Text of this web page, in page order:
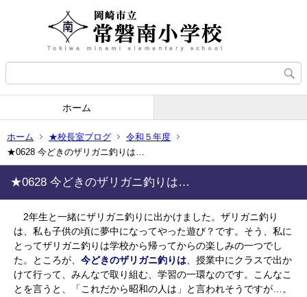
ホーム
ホーム ★校長室ブログ
令和５年度
★0628 今どきのザリガニ釣りは…
★0628 今どきのザリガニ釣りは…
2年生と一緒にザリガニ釣りに出かけました。ザリガニ釣り
は、私も子供の頃に夢中になってやった遊び？です。そう、私に
とってザリガニ釣りは学校から帰ってからの楽しみの一つでし
た。ところが、 今どきのザリガニ釣りは 、授業中にクラスで出か
けて行って、みんなで取り組む、学習の一環なのです。こんなこ
とを言うと、「これだから昭和の人は」と言われそうですが…。